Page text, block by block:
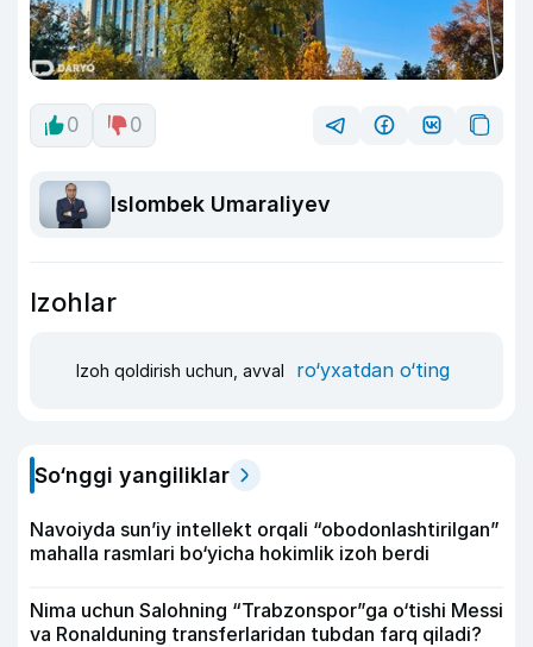
0 0
Islombek Umaraliyev
Izohlar
Izoh qoldirish uchun, avval ro‘yxatdan o‘ting
So‘nggi yangiliklar
Navoiyda sun’iy intellekt orqali “obodonlashtirilgan”
mahalla rasmlari bo‘yicha hokimlik izoh berdi
Nima uchun Salohning “Trabzonspor”ga o‘tishi Messi
va Ronalduning transferlaridan tubdan farq qiladi?